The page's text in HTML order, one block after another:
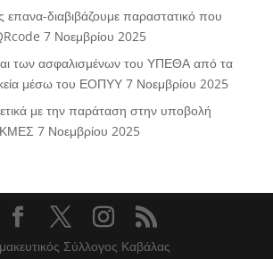
διαβιβάζουμε παραστατικό που
7 Νοεμβρίου 2025
των ασφαλισμένων του ΥΠΕΘΑ από τα
μέσω του ΕΟΠΥΥ 7 Νοεμβρίου 2025
με την παράταση στην υποβολή
ΚΜΕΣ 7 Νοεμβρίου 2025
Σύλλογος Καβάλας